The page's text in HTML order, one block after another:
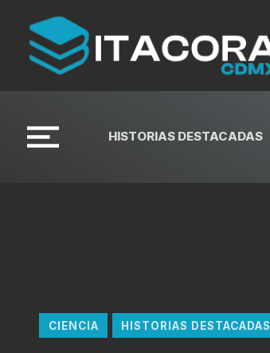
HISTORIAS DESTACADAS
CIENCIA HISTORIAS DESTACADAS